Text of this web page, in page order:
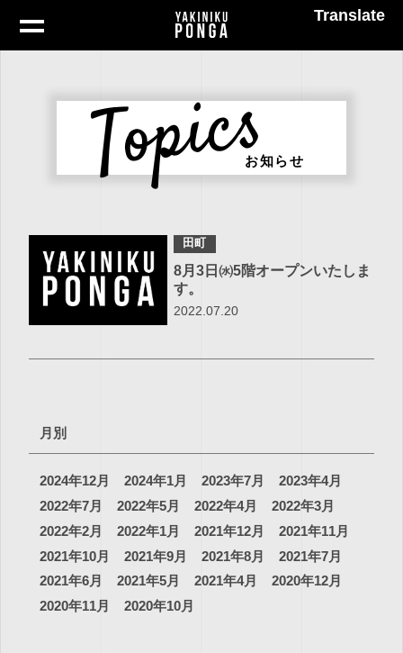
Topicsお知らせ
田町
2022.07.20
8月3日㈬5階オープンいたしま
す。
月別
2024年12月 2024年1月 2023年7月
2023年4月
2022年7月
2022年5月 2022年4月
2022年3月
2022年2月
2022年1月 2021年12月
2021年11月
2021年10月
2021年9月 2021年8月
2021年7月
2021年6月
2021年5月 2021年4月
2020年12月
2020年11月
2020年10月
Translate